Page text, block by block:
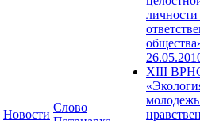
Новости
Слово
XIII